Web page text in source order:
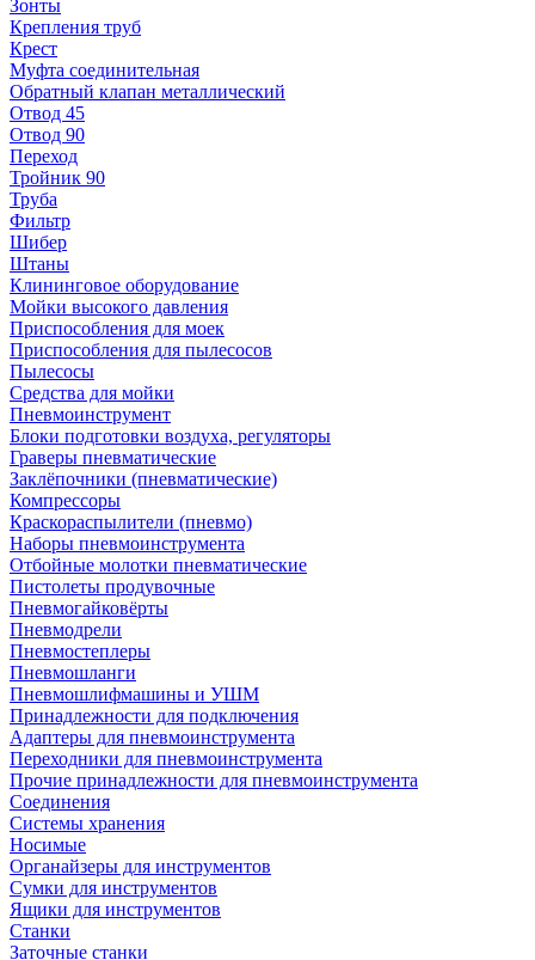
Зонты
Крепления труб
Крест
Муфта соединительная
Обратный клапан металлический
Отвод 45
Отвод 90
Переход
Тройник 90
Труба
Фильтр
Шибер
Штаны
Клининговое оборудование
Мойки высокого давления
Приспособления для моек
Приспособления для пылесосов
Пылесосы
Средства для мойки
Пневмоинструмент
Блоки подготовки воздуха, регуляторы
Граверы пневматические
Заклёпочники (пневматические)
Компрессоры
Краскораспылители (пневмо)
Наборы пневмоинструмента
Отбойные молотки пневматические
Пистолеты продувочные
Пневмогайковёрты
Пневмодрели
Пневмостеплеры
Пневмошланги
Пневмошлифмашины и УШМ
Принадлежности для подключения
Адаптеры для пневмоинструмента
Переходники для пневмоинструмента
Прочие принадлежности для пневмоинструмента
Соединения
Системы хранения
Носимые
Органайзеры для инструментов
Сумки для инструментов
Ящики для инструментов
Станки
Заточные станки